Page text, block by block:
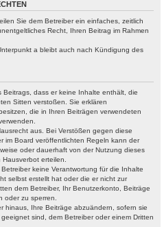
Sie dem Betreiber ein einfaches, zeitlich
Recht, Ihren Beitrag im Rahmen
a bleibt auch nach Kündigung des
Beitrags, dass er keine Inhalte enthält, die
Sitten verstoßen. Sie erklären
die in Ihren Beiträgen verwendeten
aus. Bei Verstößen gegen diese
im Board veröffentlichten Regeln kann der
oder dauerhaft von der Nutzung dieses
erteilen.
keine Verantwortung für die Inhalte
selbst erstellt hat oder die er nicht zur
dem Betreiber, Ihr Benutzerkonto, Beiträge
oder zu sperren.
hinaus, Ihre Beiträge abzuändern, sofern sie
sind, dem Betreiber oder einem Dritten